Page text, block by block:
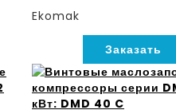
Ekomak
Заказать